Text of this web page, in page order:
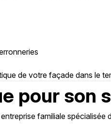
de votre façade dans le
pour son
familiale spécialisée